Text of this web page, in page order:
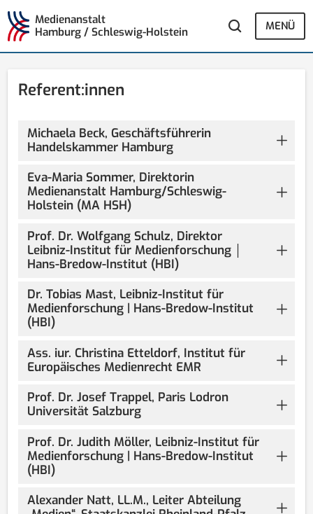
Medienanstalt
Hamburg / Schleswig-Holstein
MENÜ
Referent:innen
Michaela Beck, Geschäftsführerin
Handelskammer Hamburg
Eva-Maria Sommer, Direktorin
Medienanstalt Hamburg/Schleswig-
Holstein (MA HSH)
Prof. Dr. Wolfgang Schulz, Direktor
Leibniz-Institut für Medienforschung │
Hans-Bredow-Institut (HBI)
Dr. Tobias Mast, Leibniz-Institut für
Medienforschung | Hans-Bredow-Institut
(HBI)
Ass. iur. Christina Etteldorf, Institut für
Europäisches Medienrecht EMR
Prof. Dr. Josef Trappel, Paris Lodron
Universität Salzburg
Prof. Dr. Judith Möller, Leibniz-Institut für
Medienforschung | Hans-Bredow-Institut
(HBI)
Alexander Natt, LL.M., Leiter Abteilung